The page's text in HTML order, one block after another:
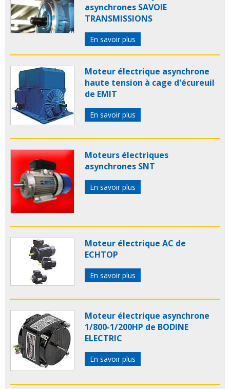
asynchrones SAVOIE
TRANSMISSIONS
En savoir plus
Moteur électrique asynchrone
haute tension à cage d'écureuil
de EMIT
En savoir plus
Moteurs électriques
asynchrones SNT
En savoir plus
Moteur électrique AC de
ECHTOP
En savoir plus
Moteur électrique asynchrone
1/800-1/200HP de BODINE
ELECTRIC
En savoir plus